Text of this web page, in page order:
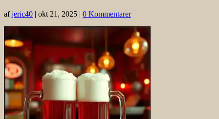
afjeric40 | okt 21, 2025 | 0 Kommentarer